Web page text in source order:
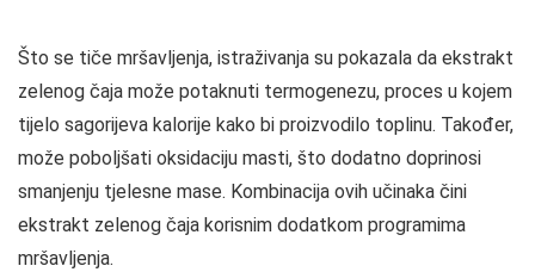
Što se tiče mršavljenja, istraživanja su pokazala da ekstrakt
zelenog čaja može potaknuti termogenezu, proces u kojem
tijelo sagorijeva kalorije kako bi proizvodilo toplinu. Također,
može poboljšati oksidaciju masti, što dodatno doprinosi
smanjenju tjelesne mase. Kombinacija ovih učinaka čini
ekstrakt zelenog čaja korisnim dodatkom programima
mršavljenja.